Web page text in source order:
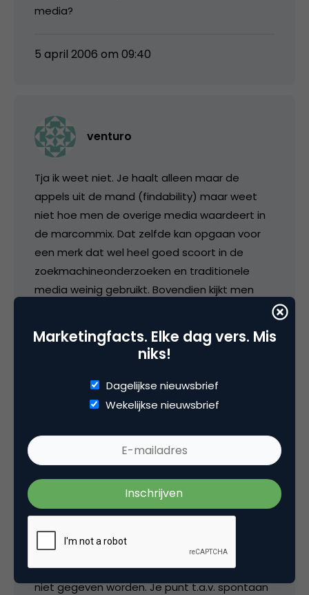
media?
5 april 2006 om 09:40
venturo
Tja ik weet niet. Je haalt alleen maar de
appels uit de mand (findability) maar weet
niet hoe men de overige media waardeert in
de marcommix. Dat zelfde kan opgaan voor
een merk dat wel heel goed scoort in de
zoekmachineonderzoeken en traditionele
media weinig gebruikt. Bovendien kijkt men
niet zo zeer in een ranking zoals dat hier wordt
opgevoerd..
5 april 2006 om 09:52
@Barry: Heb je de Checkit-pagina onderin
gezien? Daar staat wat meer info waaronder
de 11 vindbaarheidscriteria die een rol
speelden, hoewel de gebruikte zoekwoorden
niet gegeven worden. Je punt t.a.v. spontaan
Marketingfacts. Elke dag vers. Mis
niks!
Dagelijkse nieuwsbrief
Wekelijkse nieuwsbrief